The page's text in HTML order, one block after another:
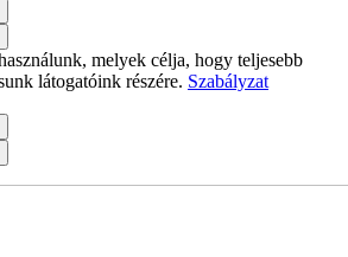
melyek célja, hogy teljesebb
látogatóink részére. Szabályzat